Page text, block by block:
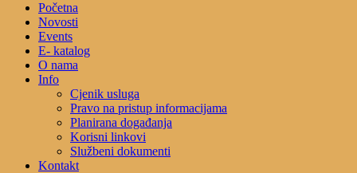
Početna
Novosti
Events
E- katalog
O nama
Info
Cjenik usluga
Pravo na pristup informacijama
Planirana događanja
Korisni linkovi
Službeni dokumenti
Kontakt